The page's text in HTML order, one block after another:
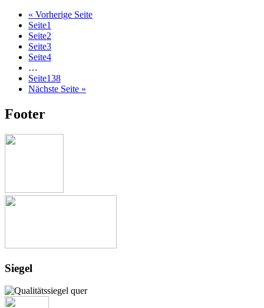
« Vorherige Seite
Seite1
Seite2
Seite3
Seite4
…
Seite138
Nächste Seite »
Footer
Siegel